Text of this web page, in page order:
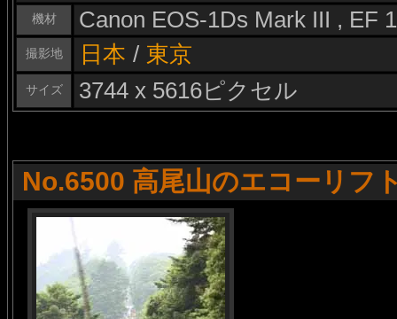
機材
Canon EOS-1Ds Mark III , EF
撮影地 日本 / 東京
サイズ 3744 x 5616ピクセル
No.6500 高尾山のエコーリフ